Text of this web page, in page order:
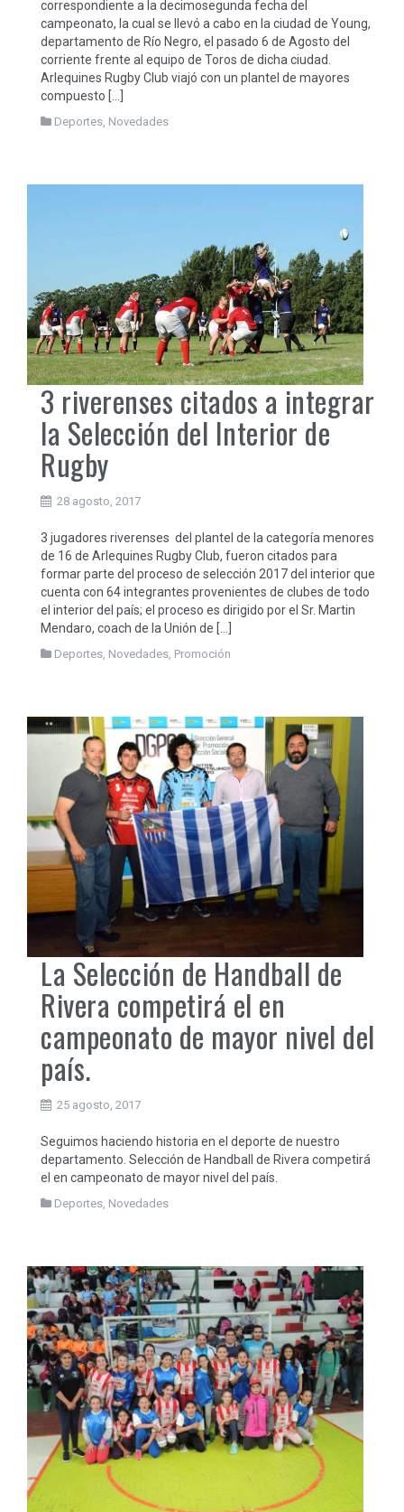
correspondiente a la decimosegunda fecha del
campeonato, la cual se llevó a cabo en la ciudad de Young,
departamento de Río Negro, el pasado 6 de Agosto del
corriente frente al equipo de Toros de dicha ciudad.
Arlequines Rugby Club viajó con un plantel de mayores
compuesto […]
Deportes, Novedades
3 riverenses citados a integrar
la Selección del Interior de
Rugby
28 agosto, 2017
3 jugadores riverenses del plantel de la categoría menores
de 16 de Arlequines Rugby Club, fueron citados para
formar parte del proceso de selección 2017 del interior que
cuenta con 64 integrantes provenientes de clubes de todo
el interior del país; el proceso es dirigido por el Sr. Martin
Mendaro, coach de la Unión de […]
Deportes Novedades Promoción
La Selección de Handball de
Rivera competirá el en
campeonato de mayor nivel del
país.
25 agosto, 2017
Seguimos haciendo historia en el deporte de nuestro
departamento. Selección de Handball de Rivera competirá
el en campeonato de mayor nivel del país.
Deportes, Novedades